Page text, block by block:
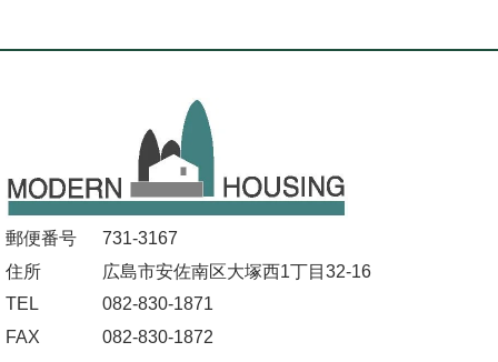
郵便番号
731-3167
住所
広島市安佐南区大塚西1丁目32-16
TEL
082-830-1871
FAX
082-830-1872